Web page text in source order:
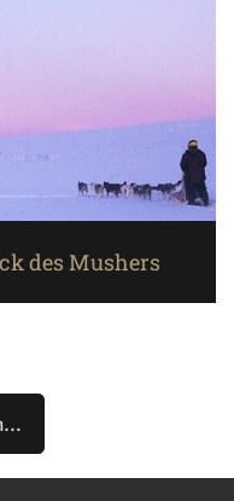
des Mushers